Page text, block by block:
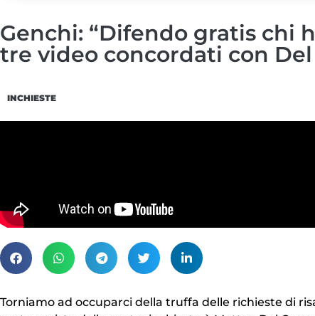
Genchi: “Difendo gratis chi
tre video concordati con Del
INCHIESTE
Torniamo ad occuparci della truffa delle richieste di